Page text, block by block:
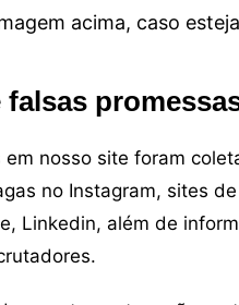
acima, caso
nosso site foram
no Instagram, sites
Linkedin, além de